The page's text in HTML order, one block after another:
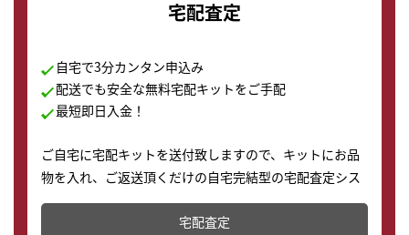
宅配査定
自宅で3分カンタン申込み
配送でも安全な無料宅配キットをご手配
最短即日入金！
ご自宅に宅配キットを送付致しますので、キットにお品
物を入れ、ご返送頂くだけの自宅完結型の宅配査定シス
テムです。
配送でも簡単&安全に査定・買取に出すことが可能で
宅配査定